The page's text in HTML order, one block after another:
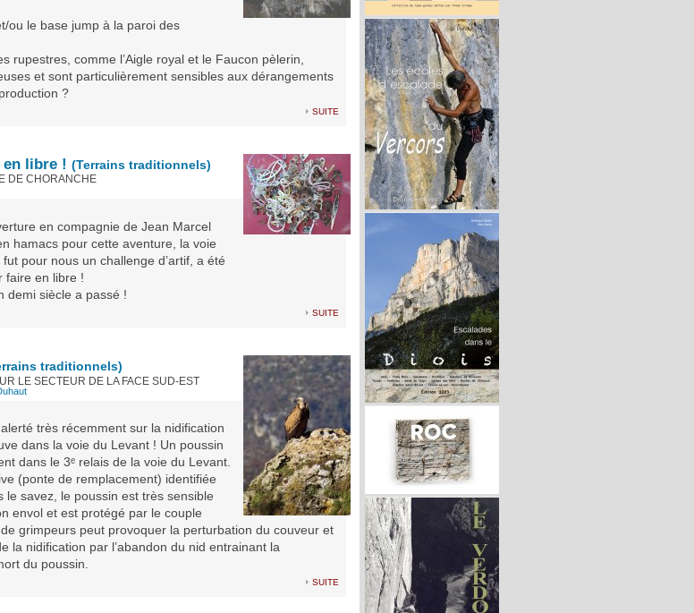
ou le base jump à la paroi des
rupestres, comme l’Aigle royal et le Faucon pèlerin,
et sont particulièrement sensibles aux dérangements
?
suite
en libre ! (Terrains traditionnels)
DE CHORANCHE
en compagnie de Jean Marcel
hamacs pour cette aventure, la voie
pour nous un challenge d’artif, a été
faire en libre !
demi siècle a passé !
suite
traditionnels)
LE SECTEUR DE LA FACE SUD-EST
très récemment sur la nidification
dans la voie du Levant ! Un poussin
dans le 3ᵉ relais de la voie du Levant.
(ponte de remplacement) identifiée
le savez, le poussin est très sensible
envol et est protégé par le couple
grimpeurs peut provoquer la perturbation du couveur et
la nidification par l’abandon du nid entrainant la
du poussin.
suite